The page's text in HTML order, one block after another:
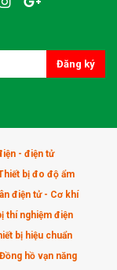
Đăng ký
- điện tử
bị đo độ ẩm
điện tử - Cơ khí
thí nghiệm điện
bị hiệu chuẩn
Đồng hồ vạn năng